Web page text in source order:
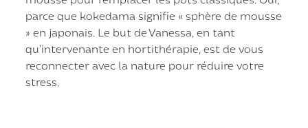
parce que kokedama signifie « sphère de mousse
» en japonais. Le but de Vanessa, en tant
qu’intervenante en hortithérapie, est de vous
reconnecter avec la nature pour réduire votre
stress.